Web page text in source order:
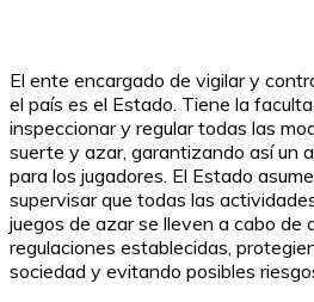
El ente encargado de vigilar y
el país es el Estado. Tiene la
inspeccionar y regular todas las
suerte y azar, garantizando así un
para los jugadores. El Estado
supervisar que todas las
juegos de azar se lleven a cabo de
regulaciones establecidas,
sociedad y evitando posibles